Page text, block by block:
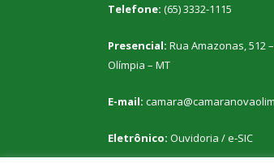
Telefone: (65) 3332-1115
Presencial: Rua Amazonas, 512
Olímpia – MT
E-mail:
Eletrônico: Ouvidoria /e-SIC